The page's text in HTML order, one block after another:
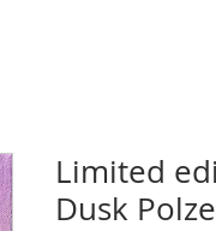
Limited
Dusk